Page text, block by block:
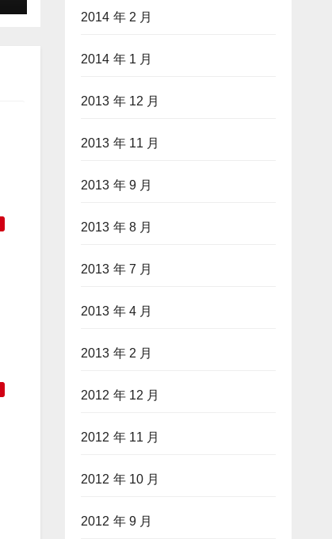
2014 年 2 月
2014 年 1 月
2013 年 12 月
2013 年 11 月
2013 年 9 月
2013 年 8 月
2013 年 7 月
2013 年 4 月
2013 年 2 月
2012 年 12 月
2012 年 11 月
2012 年 10 月
2012 年 9 月